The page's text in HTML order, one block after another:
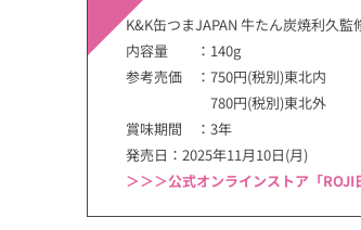
K&K缶つまJAPAN 牛たん炭焼利久
内容量 ：140g
参考売価 ：750円(税別)東北内
780円(税別)東北外
賞味期間 ：3年
発売日：2025年11月10日(月)
＞＞＞公式オンラインストア「ROJI